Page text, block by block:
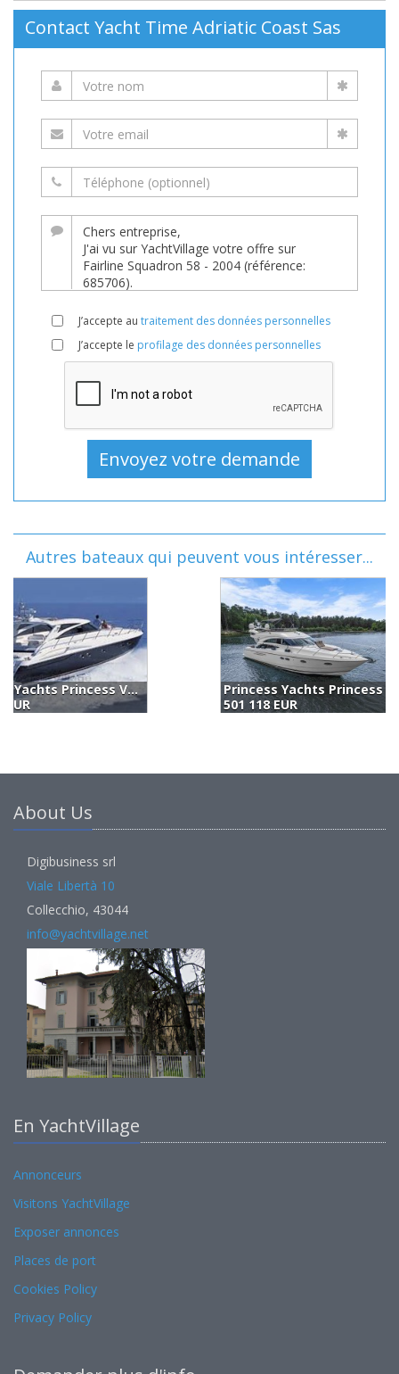
Contact Yacht Time Adriatic Coast Sas
J’accepte au traitement des données personnelles
J’accepte le profilage des données personnelles
Autres bateaux qui peuvent vous intéresser...
Princess Yachts Princess 57 Fly (2006)
501 118 EUR
About Us
Digibusiness srl
Viale Libertà 10
Collecchio, 43044
info@yachtvillage.net
En YachtVillage
Annonceurs
Visitons YachtVillage
Exposer annonces
Places de port
Cookies Policy
Privacy Policy